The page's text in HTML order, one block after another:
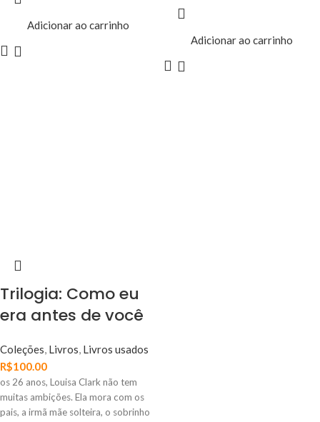
Adicionar ao carrinho
Adicionar ao carrinho
Trilogia: Como eu
era antes de você
Coleções, Livros, Livros usados
R$100.00
os 26 anos, Louisa Clark não tem
muitas ambições. Ela mora com os
pais, a irmã mãe solteira, o sobrinho